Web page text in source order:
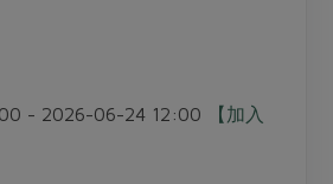
束
- 2026-06-24 12:00
【加入